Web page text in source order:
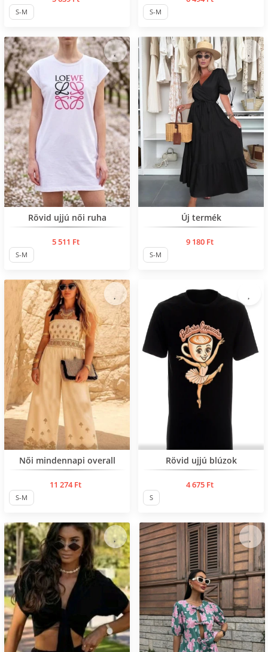
S-M S-M
Нов продукт
Rövid ujjú női ruha
5 511 Ft
S-M
Új termék
9 180 Ft
S-M
Нов продукт
Női mindennapi overall
11 274 Ft
S-M
Rövid ujjú blúzok
4 675 Ft
S